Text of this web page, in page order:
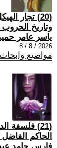
(20) تجار
وتاريخ
ياسر عامر
2026 / 8 / 8
مواضيع
(21) فلسفة
الحاكم